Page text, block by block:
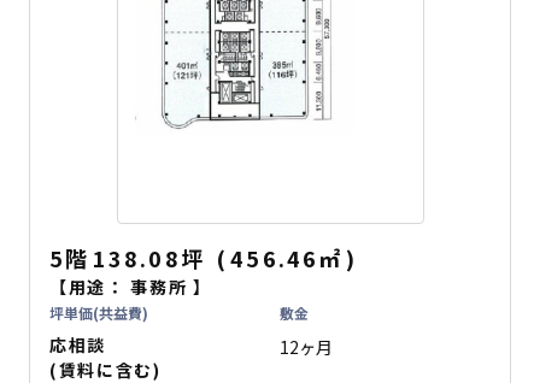
5階 138.08坪 ( 456.46㎡ )
【用途：事務所 】
坪単価(共益費)
応相談
(賃料に含む)
敷金
12ヶ月